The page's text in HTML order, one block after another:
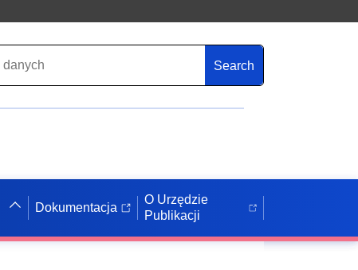
Search
Dokumentacja
O Urzędzie
Publikacji